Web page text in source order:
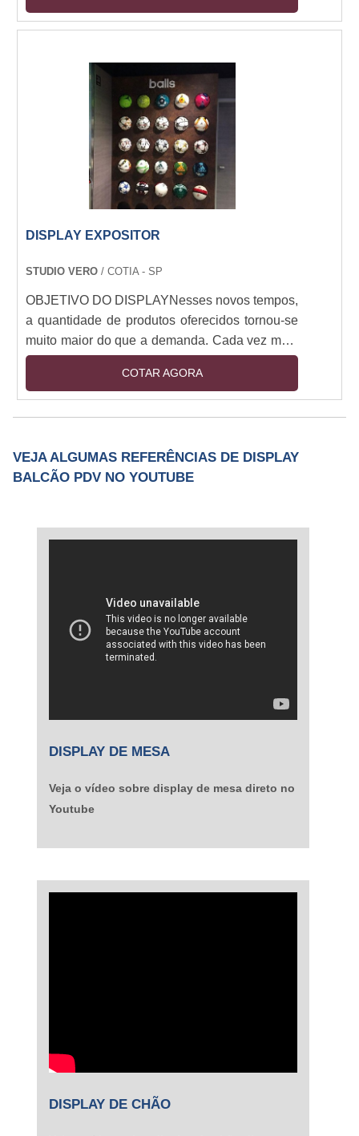
logomarca, aplicado na face do painel.
DISPLAY EXPOSITOR
STUDIO VERO / COTIA - SP
OBJETIVO DO DISPLAYNesses novos tempos,
a quantidade de produtos oferecidos tornou-se
muito maior do que a demanda. Cada vez mais
as empresas vem se empenhando em gerar
produtos de valor que atendam às
necessidades de seus clientes. O mercado das
vendas passou a ser profundamente estudado
desvendar as peculiaridades de cada setor e o
comportamento do consumidor.Para sanar a
COTAR AGORA
VEJA ALGUMAS REFERÊNCIAS DE DISPLAY
BALCÃO PDV NO YOUTUBE
DISPLAY DE MESA
Veja o vídeo sobre display de mesa direto no
Youtube
DISPLAY DE CHÃO